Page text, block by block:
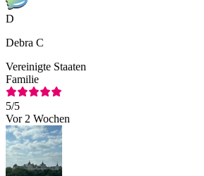
D
Debra C
Vereinigte Staaten
Familie
5/5
Vor 2 Wochen